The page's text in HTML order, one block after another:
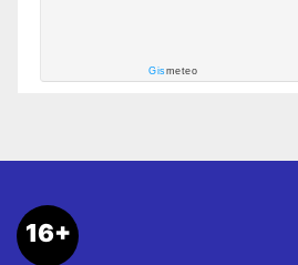
Gismeteo
16+